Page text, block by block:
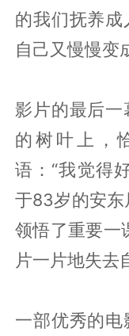
的我们抚养
自己又慢慢变
影片的最后
的树叶上，
语：“我觉得
于83岁的安东
领悟了重要一
片一片地失去
一部优秀的